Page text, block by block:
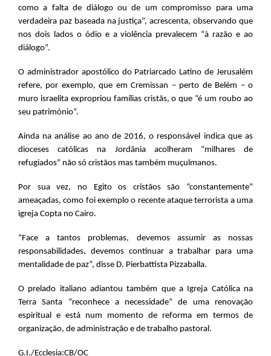
como a falta de diálogo ou de um compromisso para uma
verdadeira paz baseada na justiça”, acrescenta, observando que
nos dois lados o ódio e a violência prevalecem “à razão e ao
diálogo”.
O administrador apostólico do Patriarcado Latino de Jerusalém
refere, por exemplo, que em Cremissan – perto de Belém – o
muro israelita expropriou famílias cristãs, o que “é um roubo ao
seu património”.
Ainda na análise ao ano de 2016, o responsável indica que as
dioceses católicas na Jordânia acolheram “milhares de
refugiados” não só cristãos mas também muçulmanos.
Por sua vez, no Egito os cristãos são “constantemente”
ameaçadas, como foi exemplo o recente ataque terrorista a uma
igreja Copta no Cairo.
“Face a tantos problemas, devemos assumir as nossas
responsabilidades, devemos continuar a trabalhar para uma
mentalidade de paz”, disse D. Pierbattista Pizzaballa.
O prelado italiano adiantou também que a Igreja Católica na
Terra Santa “reconhece a necessidade” de uma renovação
espiritual e está num momento de reforma em termos de
organização, de administração e de trabalho pastoral.
G.I./Ecclesia:CB/OC